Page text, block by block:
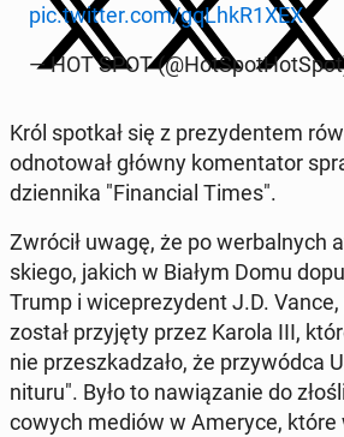
pic.twitter.com/gqLhkR1XEX
— HOT SPOT
Król spotkał się z pre­zy­den­tem
od­no­to­wał główny ko­men­ta­tor
dzien­ni­ka "Fi­nan­cial Times".
Zwrócił uwagę, że po wer­bal­nych
skie­go, jakich w Białym Domu
Trump i wi­ce­pre­zy­dent J.D.
został przy­ję­ty przez Karola III,
nie prze­szka­dza­ło, że przy­wód­ca
ni­tu­ru". Było to na­wią­za­nie do
co­wych mediów w Ameryce, które